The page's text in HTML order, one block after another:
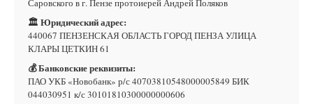
Саровского в г. Пензе протоиерей Андрей Поляков
🏛 Юридический адрес:
440067 ПЕНЗЕНСКАЯ ОБЛАСТЬ ГОРОД ПЕНЗА УЛИЦА
КЛАРЫ ЦЕТКИН 61
💰 Банковские реквизиты:
ПАО УКБ «Новобанк» р/с 40703810548000005849 БИК
044030951 к/с 30101810300000000606